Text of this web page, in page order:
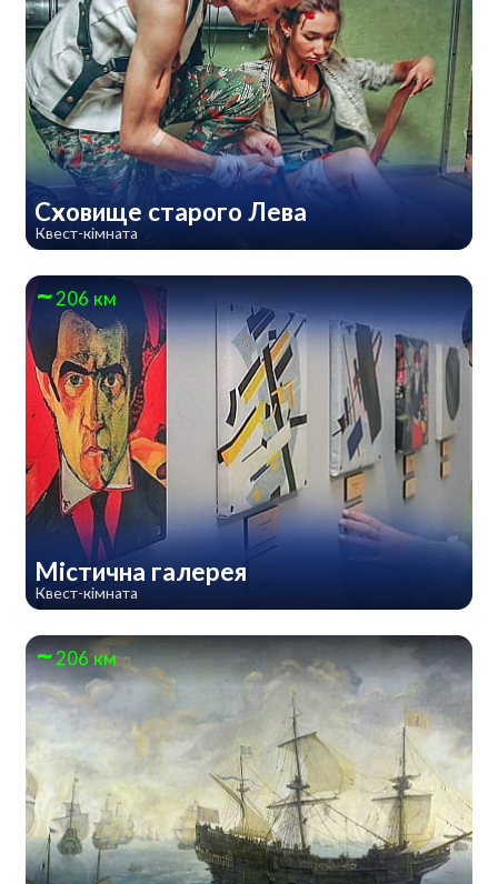
Сховище старого Лева
Квест-кімната
206 км
Містична галерея
Квест-кімната
206 км